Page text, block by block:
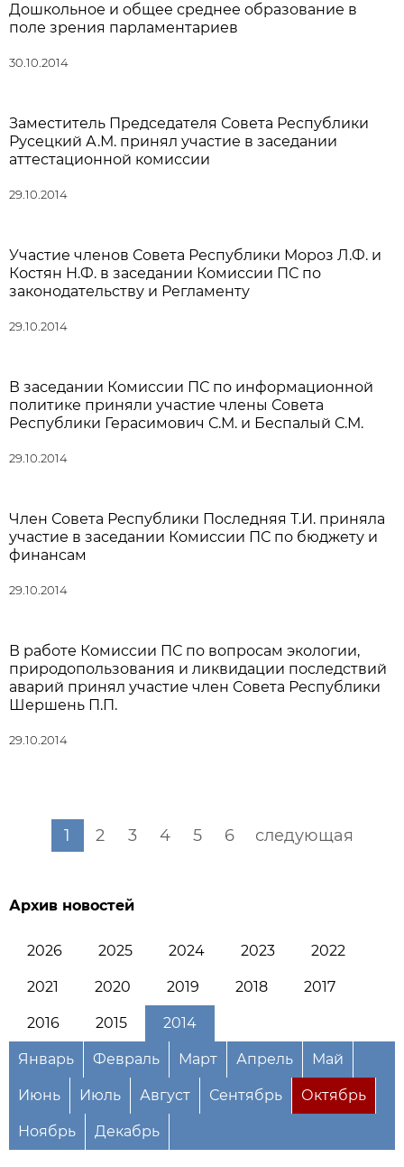
Дошкольное и общее среднее образование в
поле зрения парламентариев
30.10.2014
Заместитель Председателя Совета Республики
Русецкий А.М. принял участие в заседании
аттестационной комиссии
29.10.2014
Участие членов Совета Республики Мороз Л.Ф. и
Костян Н.Ф. в заседании Комиссии ПС по
законодательству и Регламенту
29.10.2014
В заседании Комиссии ПС по информационной
политике приняли участие члены Совета
Республики Герасимович С.М. и Беспалый С.М.
29.10.2014
Член Совета Республики Последняя Т.И. приняла
участие в заседании Комиссии ПС по бюджету и
финансам
29.10.2014
В работе Комиссии ПС по вопросам экологии,
природопользования и ликвидации последствий
аварий принял участие член Совета Республики
Шершень П.П.
29.10.2014
1 2 3 4 5 6 следующая
Архив новостей
2026 2025 2024 2023 2022
2021 2020 2019 2018 2017
2016 2015 2014
Январь Февраль Март Апрель Май
Июнь Июль Август Сентябрь Октябрь
Ноябрь Декабрь